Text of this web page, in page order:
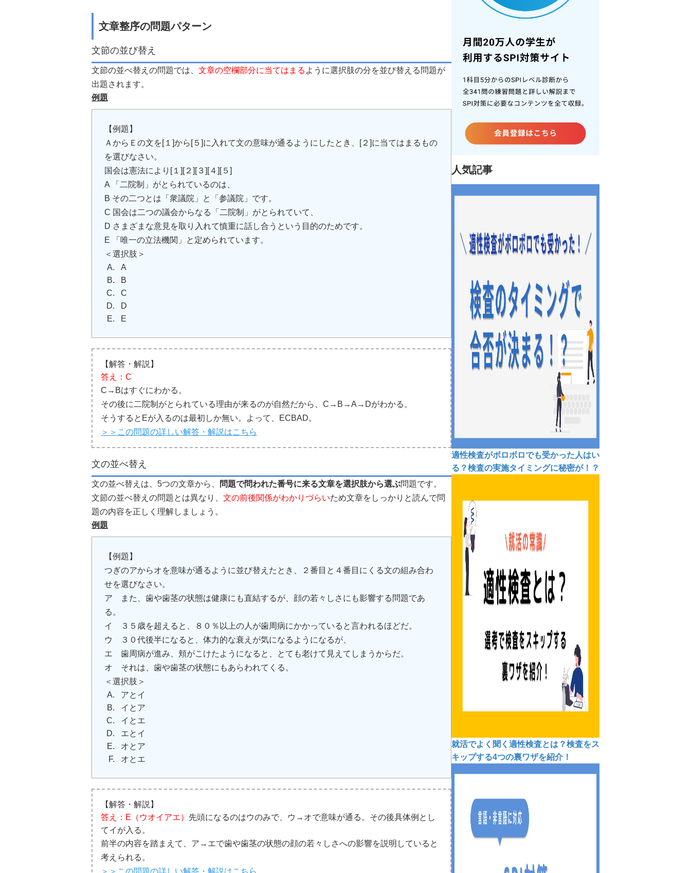
文章整序の問題パターン
文節の並び替え
文節の並べ替えの問題では、 文章の空欄部分に当てはまる ように選択肢の分を並び替える問題が
出題されます。
例題
【例題】
ＡからＥの文を[１]から[５]に入れて文の意味が通るようにしたとき、[２]に当てはまるもの
を選びなさい。
国会は憲法により[１][２][３][４][５]
A 「二院制」がとられているのは、
B その二つとは「衆議院」と「参議院」です。
C 国会は二つの議会からなる「二院制」がとられていて、
D さまざまな意見を取り入れて慎重に話し合うという目的のためです。
E 「唯一の立法機関」と定められています。
＜選択肢＞
A
B
C
D
E
【解答・解説】
答え：C
C→Bはすぐにわかる。
その後に二院制がとられている理由が来るのが自然だから、C→B→A→Dがわかる。
そうするとEが入るのは最初しか無い。よって、ECBAD。
＞＞この問題の詳しい解答・解説はこちら
文の並べ替え
文の並べ替えは、5つの文章から、 問題で問われた番号に来る文章を選択肢から選ぶ問題です。
文節の並べ替えの問題とは異なり、 文の前後関係がわかりづらいため文章をしっかりと読んで問
題の内容を正しく理解しましょう。
例題
【例題】
つぎのアからオを意味が通るように並び替えたとき、２番目と４番目にくる文の組み合わ
せを選びなさい。
ア また、歯や歯茎の状態は健康にも直結するが、顔の若々しさにも影響する問題であ
る。
イ ３５歳を超えると、８０％以上の人が歯周病にかかっていると言われるほどだ。
ウ ３０代後半になると、体力的な衰えが気になるようになるが、
エ 歯周病が進み、頬がこけたようになると、とても老けて見えてしまうからだ。
オ それは、歯や歯茎の状態にもあらわれてくる。
＜選択肢＞
アとイ
イとア
イとエ
エとイ
オとア
オとエ
【解答・解説】
答え：E（ウオイアエ） 先頭になるのはウのみで、ウ→オで意味が通る。その後具体例とし
てイが入る。
前半の内容を踏まえて、ア→エで歯や歯茎の状態の顔の若々しさへの影響を説明していると
考えられる。
＞＞この問題の詳しい解答・解説はこちら
人気記事
適性検査がボロボロでも受かった人はい
る？検査の実施タイミングに秘密が！？
就活でよく聞く適性検査とは？検査をス
キップする4つの裏ワザを紹介！